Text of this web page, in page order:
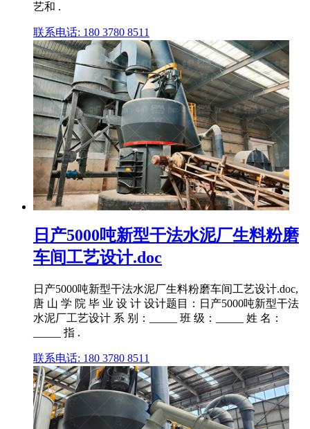
艺和 .
联系电话: 180 3780 8511
日产5000吨新型干法水泥厂生料粉磨
车间工艺设计.doc
日产5000吨新型干法水泥厂生料粉磨车间工艺设计.doc,
唐 山 学 院 毕 业 设 计 设计题目：日产5000吨新型干法
水泥厂工艺设计 系 别：_____ 班 级：_____ 姓 名：
_____ 指 .
联系电话: 180 3780 8511